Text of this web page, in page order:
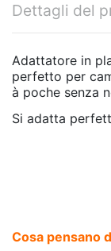
Dettagli del
Adattatore in
perfetto per
à poche senza
Si adatta
Cosa pensano